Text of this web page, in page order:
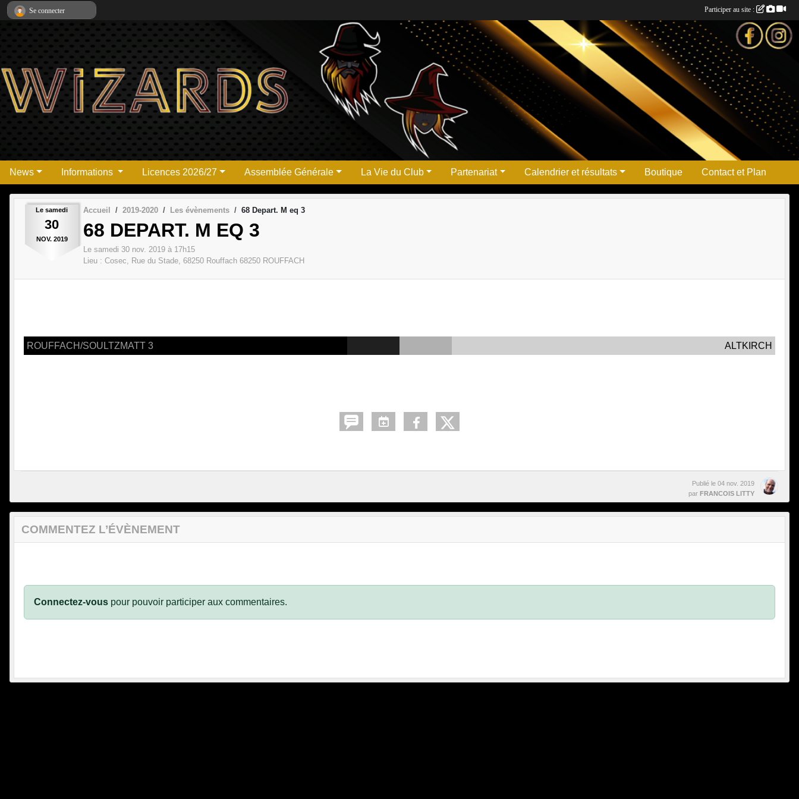
News Informations Licences 2026/27 Assemblée Générale La Vie du Club Partenariat Calendrier et résultats Boutique Contact et Plan
Le samedi
30
NOV. 2019
Accueil 2019-2020 Les évènements 68 Depart. M eq 3
68 DEPART. M EQ 3
Le samedi 30 nov. 2019 à 17h15
Lieu : Cosec, Rue du Stade, 68250 Rouffach 68250 ROUFFACH
ROUFFACH/SOULTZMATT 3 ALTKIRCH
Publié le 04 nov. 2019
par FRANCOIS LITTY
COMMENTEZ L’ÉVÈNEMENT
Connectez-vous pour pouvoir participer aux commentaires.
Se connecter Participer au site :
Panneau de gestion des cookies